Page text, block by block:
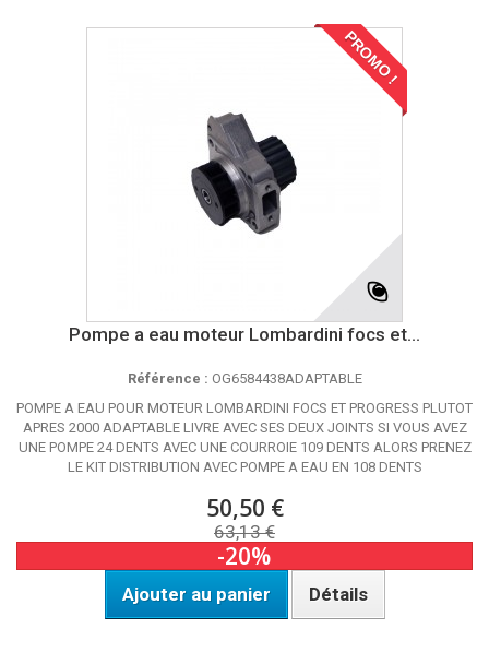
PROMO !
Pompe a eau moteur Lombardini focs et...
Référence : OG6584438ADAPTABLE
POMPE A EAU POUR MOTEUR LOMBARDINI FOCS ET PROGRESS PLUTOT
APRES 2000 ADAPTABLE LIVRE AVEC SES DEUX JOINTS SI VOUS AVEZ
UNE POMPE 24 DENTS AVEC UNE COURROIE 109 DENTS ALORS PRENEZ
LE KIT DISTRIBUTION AVEC POMPE A EAU EN 108 DENTS
50,50 €
63,13 €
-20%
Ajouter au panier Détails